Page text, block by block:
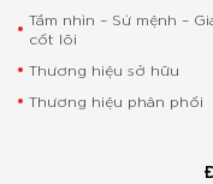
Tầm nhìn – Sứ mệnh –
cốt lõi
Thương hiệu sở hữu
Thương hiệu phân phối